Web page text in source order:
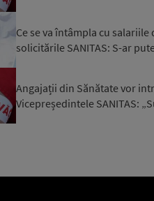
Ce se va întâmpla cu
solicitările SANITAS: S-ar
Angajații din Sănătate vor
Vicepreședintele SANITAS: